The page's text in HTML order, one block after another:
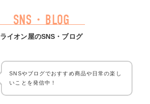
SNS・BLOG
ライオン屋のSNS・ブログ
SNSやブログでおすすめ商品や日常の楽し
いことを発信中！